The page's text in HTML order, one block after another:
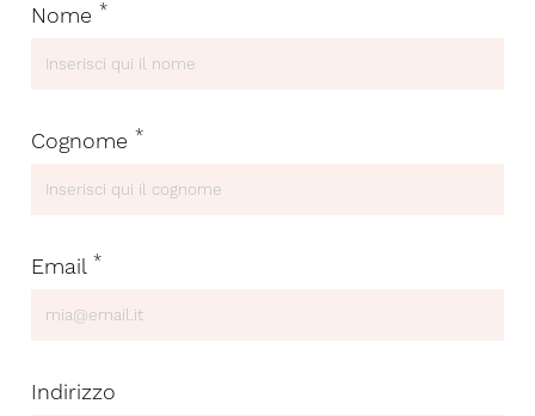
Nome *
Cognome *
Email *
Indirizzo